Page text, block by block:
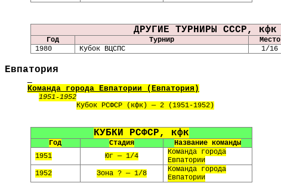
ДРУГИЕ ТУРНИРЫ СССР, кфк
Год Турнир Место
1980
Кубок ВЦСПС 1/16
Евпатория
Команда города Евпатории ( Евпатория )
1951-1952
Кубок РСФСР (кфк) — 2 (1951-1952)
КУБКИ РСФСР, кфк
Год Стадия
Название команды
1951
Юг — 1/4
Команда города
Евпатории
1952
Зона ? — 1/8
Команда города
Евпатории